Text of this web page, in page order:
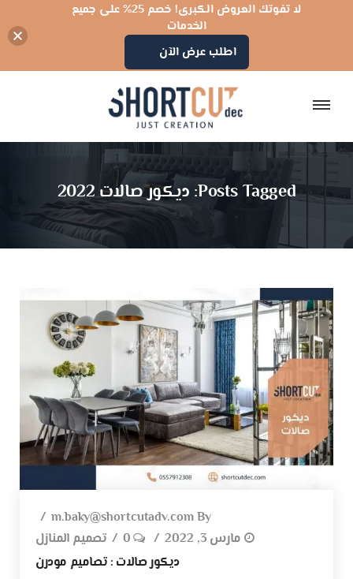
Posts Tagged: ديكور صالات 2022
By
m.baky@shortcutadv.com
مارس 3, 2022
0
تصميم المنازل
ديكور صالات : تصاميم مودرن
لا تفوتك العروض الكبرى! خصم 25% على جميع
الخدمات
اطلب عرض الآن